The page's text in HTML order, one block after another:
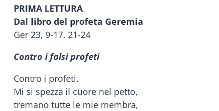
PRIMA LETTURA
Dal libro del profeta Geremia
Ger 23, 9-17. 21-24
Contro i falsi profeti
Contro i profeti.
Mi si spezza il cuore nel petto,
tremano tutte le mie membra,